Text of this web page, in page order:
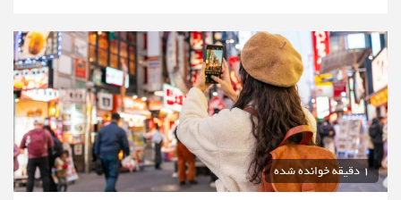
1 دقیقه خوانده شده